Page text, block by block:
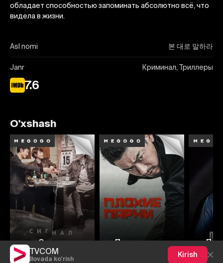
TVCOM
Ilovada ko'rish
Kirish
обладает способностью запоминать абсолютно всё, что
видела в жизни.
Asl nomi 본 대로 말하라
Janr Криминал, Триллеры
7.6
O'xshash
Сигнал
8.2 8.5
Плохие парни